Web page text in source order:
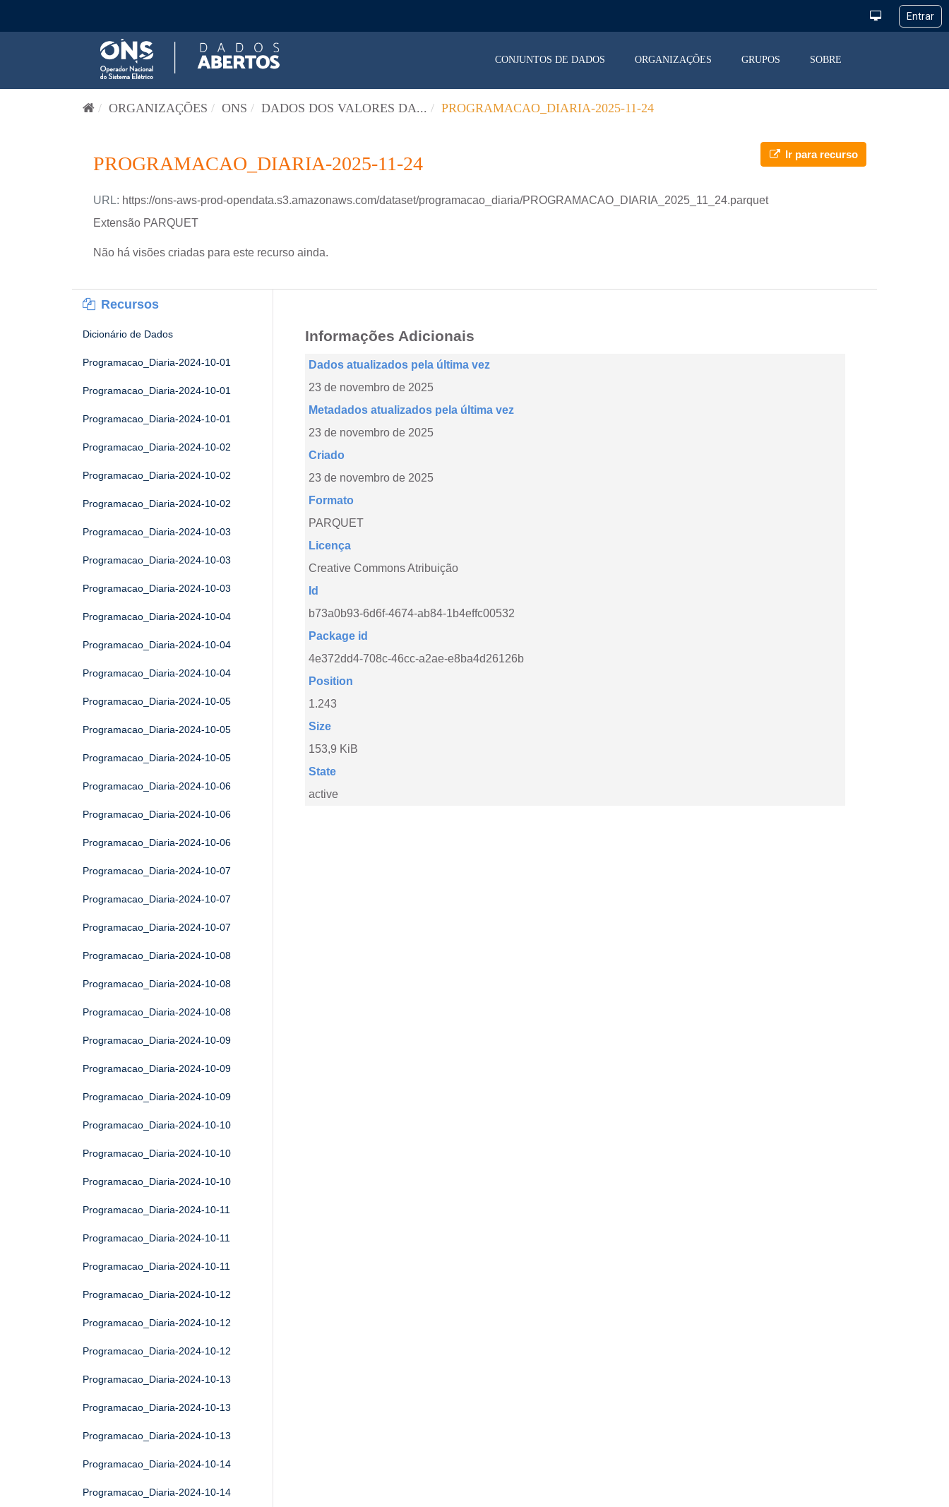
CONJUNTOS DE DADOS ORGANIZAÇÕES GRUPOS SOBRE
ORGANIZAÇÕES ONS DADOS DOS VALORES DA... PROGRAMACAO_DIARIA-2025-11-24
Ir para recurso
PROGRAMACAO_DIARIA-2025-11-24
URL: https://ons-aws-prod-opendata.s3.amazonaws.com/dataset/programacao_diaria/PROGRAMACAO_DIARIA_2025_11_24.parquet
Extensão PARQUET
Não há visões criadas para este recurso ainda.
Recursos
Dicionário de Dados
Programacao_Diaria-2024-10-01
Programacao_Diaria-2024-10-01
Programacao_Diaria-2024-10-01
Programacao_Diaria-2024-10-02
Programacao_Diaria-2024-10-02
Programacao_Diaria-2024-10-02
Programacao_Diaria-2024-10-03
Programacao_Diaria-2024-10-03
Programacao_Diaria-2024-10-03
Programacao_Diaria-2024-10-04
Programacao_Diaria-2024-10-04
Programacao_Diaria-2024-10-04
Programacao_Diaria-2024-10-05
Programacao_Diaria-2024-10-05
Programacao_Diaria-2024-10-05
Programacao_Diaria-2024-10-06
Programacao_Diaria-2024-10-06
Programacao_Diaria-2024-10-06
Programacao_Diaria-2024-10-07
Programacao_Diaria-2024-10-07
Programacao_Diaria-2024-10-07
Programacao_Diaria-2024-10-08
Programacao_Diaria-2024-10-08
Programacao_Diaria-2024-10-08
Programacao_Diaria-2024-10-09
Programacao_Diaria-2024-10-09
Programacao_Diaria-2024-10-09
Programacao_Diaria-2024-10-10
Programacao_Diaria-2024-10-10
Programacao_Diaria-2024-10-10
Programacao_Diaria-2024-10-11
Programacao_Diaria-2024-10-11
Programacao_Diaria-2024-10-11
Programacao_Diaria-2024-10-12
Programacao_Diaria-2024-10-12
Programacao_Diaria-2024-10-12
Programacao_Diaria-2024-10-13
Programacao_Diaria-2024-10-13
Programacao_Diaria-2024-10-13
Programacao_Diaria-2024-10-14
Programacao_Diaria-2024-10-14
Informações Adicionais
Dados atualizados pela última vez
23 de novembro de 2025
Metadados atualizados pela última vez
23 de novembro de 2025
Criado
23 de novembro de 2025
Formato
PARQUET
Licença
Creative Commons Atribuição
Id
b73a0b93-6d6f-4674-ab84-1b4effc00532
Package id
4e372dd4-708c-46cc-a2ae-e8ba4d26126b
Position
1.243
Size
153,9 KiB
State
active